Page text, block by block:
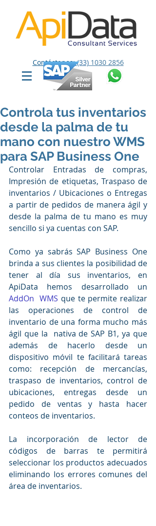
Contáctanos: (33)1030 2856
Controla tus inventarios
desde la palma de tu
mano con nuestro WMS
para SAP Business One
Controlar Entradas de compras,
Impresión de etiquetas, Traspaso de
inventarios / Ubicaciones o Entregas
a partir de pedidos de manera ágil y
desde la palma de tu mano es muy
sencillo si ya cuentas con SAP.
Como ya sabrás SAP Business One
brinda a sus clientes la posibilidad de
tener al día sus inventarios, en
AddOn  WMS que te permite realizar
las operaciones de control de
inventario de una forma mucho más
ágil que la  nativa de SAP B1, ya que
además de hacerlo desde un
dispositivo móvil te facilitará tareas
como: recepción de mercancías,
traspaso de inventarios, control de
ubicaciones, entregas desde un
pedido de ventas y hasta hacer
conteos de inventarios.
La incorporación de lector de
códigos de barras te permitirá
seleccionar los productos adecuados
eliminando los errores comunes del
área de inventarios.